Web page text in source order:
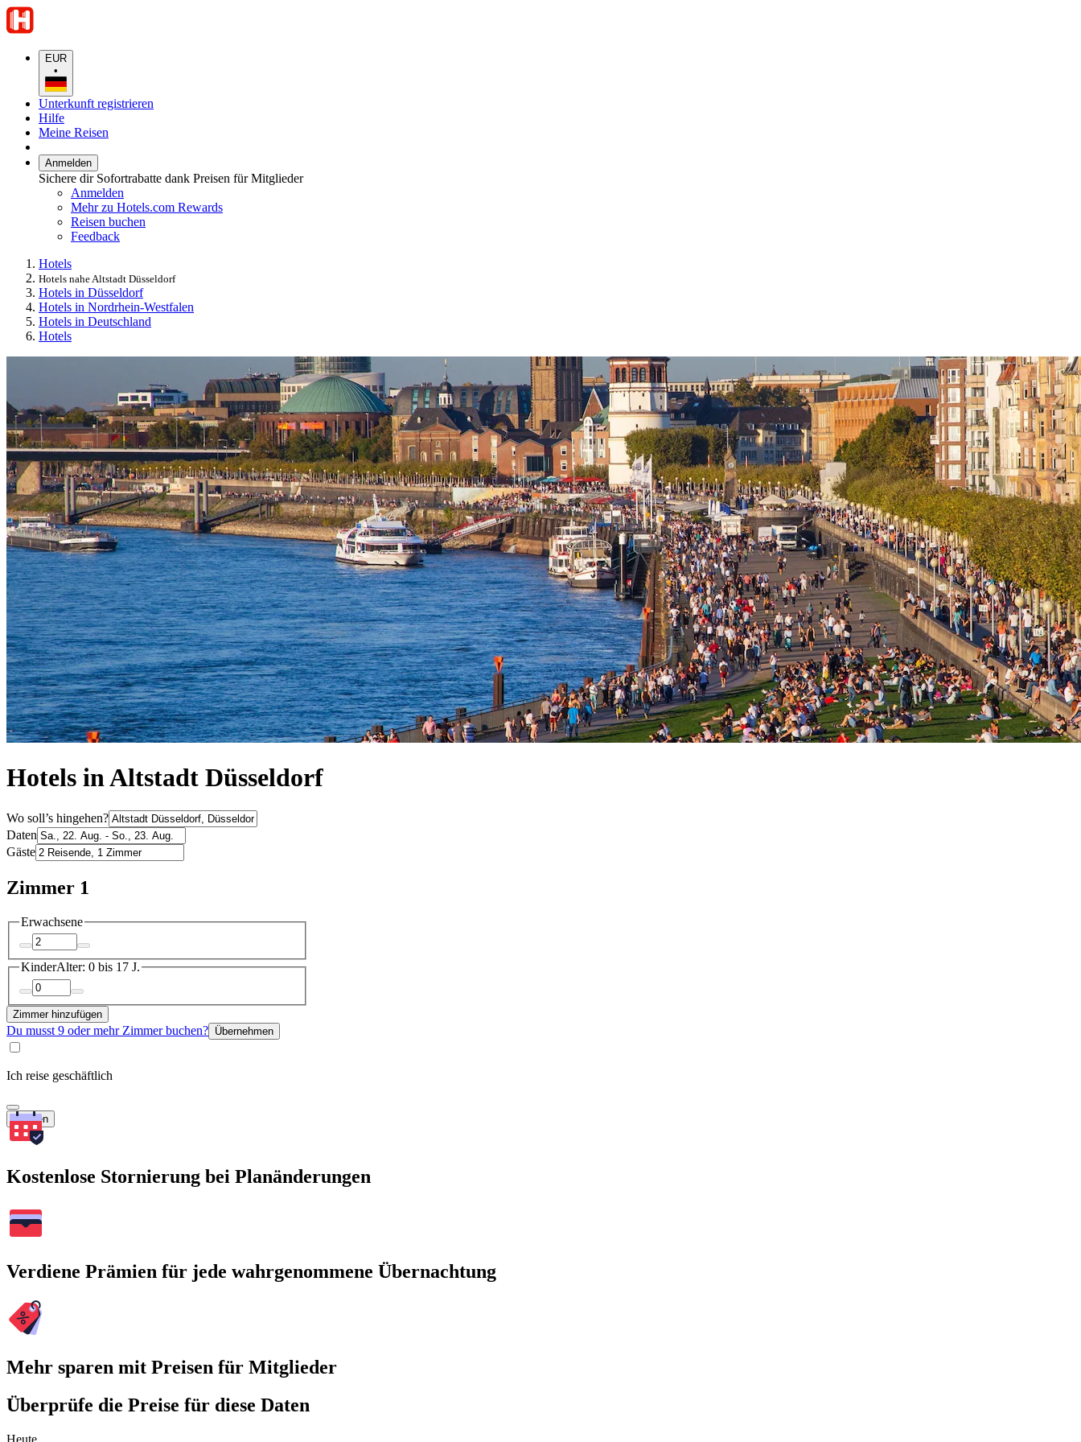
EUR
•
Unterkunft registrieren
Hilfe
Meine Reisen
Anmelden
Sichere dir Sofortrabatte dank Preisen für Mitglieder
Anmelden
Mehr zu Hotels.com Rewards
Reisen buchen
Feedback
Hotels
Hotels nahe Altstadt Düsseldorf
Hotels in Düsseldorf
Hotels in Nordrhein-Westfalen
Hotels in Deutschland
Hotels
Hotels in Altstadt Düsseldorf
Wo soll’s hingehen?
Daten
Gäste
Zimmer 1
Erwachsene
KinderAlter: 0 bis 17 J.
Zimmer hinzufügen
Du musst 9 oder mehr Zimmer buchen? Übernehmen
Ich reise geschäftlich
Suchen
Kostenlose Stornierung bei Planänderungen
Verdiene Prämien für jede wahrgenommene Übernachtung
Mehr sparen mit Preisen für Mitglieder
Überprüfe die Preise für diese Daten